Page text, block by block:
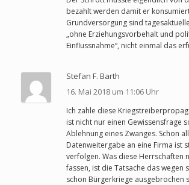
bezahlt werden damit er
Grundversorgung sind
„ohne Erziehungsvorbehalt und
Einflussnahme“, nicht einmal das
Stefan F. Barth
16. Mai 2018 um 11:06 Uhr
Ich zahle diese
ist nicht nur einen Gewissensfrage
Ablehnung eines Zwanges. Schon
Datenweitergabe an eine Firma ist
verfolgen. Was diese Herrschaften
fassen, ist die Tatsache das wegen
schon Bürgerkriege ausgebrochen